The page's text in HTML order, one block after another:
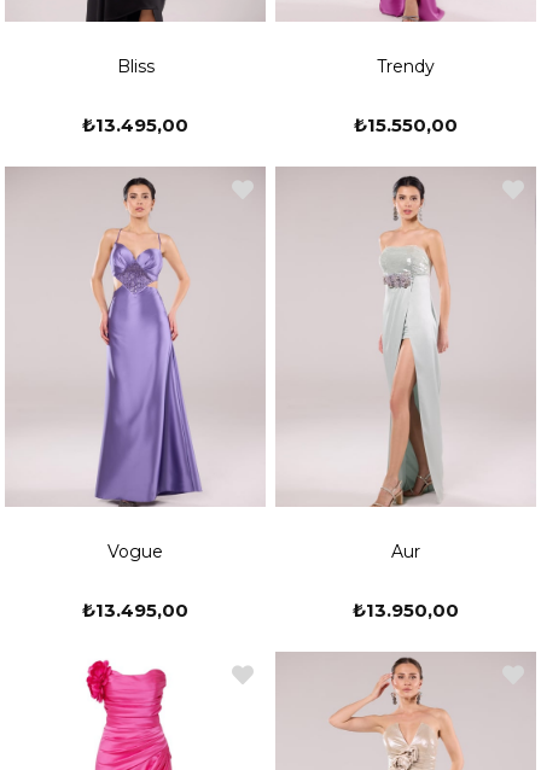
Bliss
₺13.495,00
Trendy
₺15.550,00
Vogue
₺13.495,00
Aur
₺13.950,00